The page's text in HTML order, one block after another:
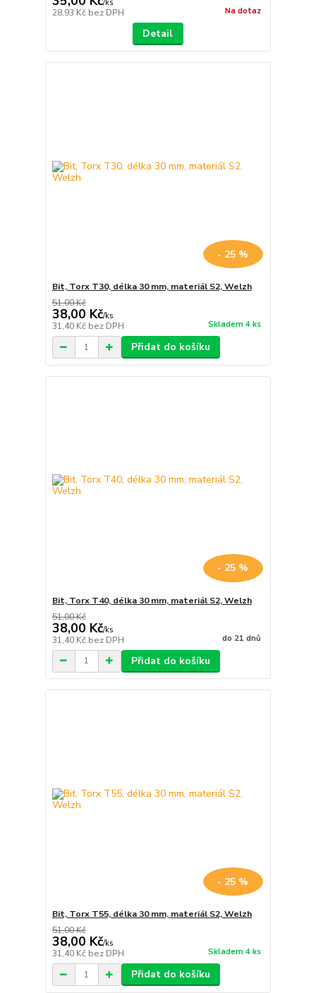
/ks
28,93 Kč bez DPH Na dotaz
Detail
- 25 %
Bit, Torx T30, délka 30 mm, materiál S2, Welzh
51,00 Kč
38,00 Kč/ks
31,40 Kč bez DPH Skladem 4 ks
Přidat do košíku
- 25 %
Bit, Torx T40, délka 30 mm, materiál S2, Welzh
51,00 Kč
38,00 Kč/ks
31,40 Kč bez DPH do 21 dnů
Přidat do košíku
- 25 %
Bit, Torx T55, délka 30 mm, materiál S2, Welzh
51,00 Kč
38,00 Kč/ks
31,40 Kč bez DPH Skladem 4 ks
Přidat do košíku